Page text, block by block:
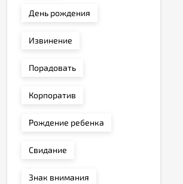
День рождения
Извинение
Порадовать
Корпоратив
Рождение ребенка
Свидание
Знак внимания